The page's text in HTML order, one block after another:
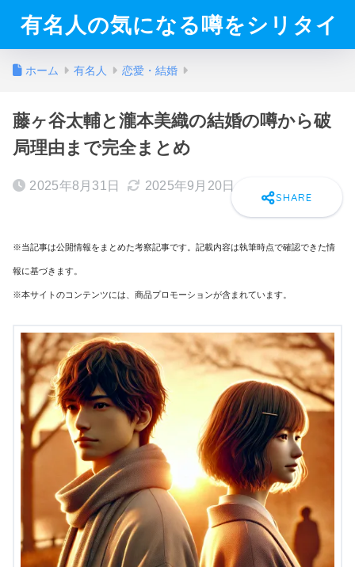
有名人の気になる噂をシリタイ
ホーム 有名人 恋愛・結婚
藤ヶ谷太輔と瀧本美織の結婚の噂から破
局理由まで完全まとめ
2025年8月31日 2025年9月20日
※当記事は公開情報をまとめた考察記事です。記載内容は執筆時点で確認できた情
報に基づきます。
※本サイトのコンテンツには、商品プロモーションが含まれています。